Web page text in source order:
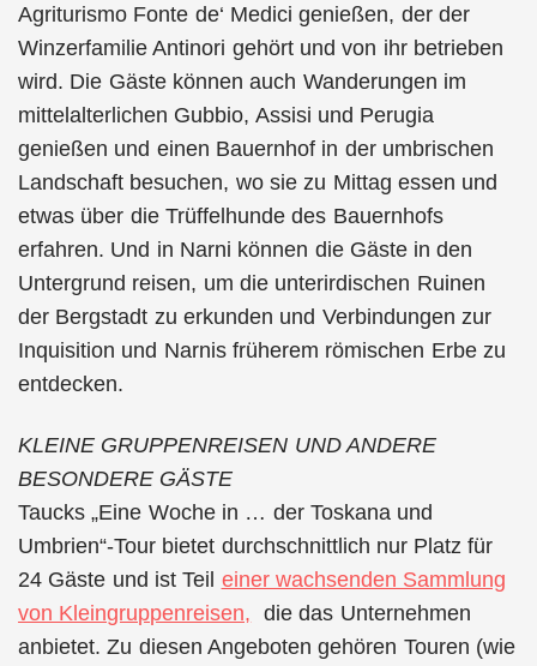
Agriturismo Fonte de‘ Medici genießen, der der
Winzerfamilie Antinori gehört und von ihr betrieben
wird. Die Gäste können auch Wanderungen im
mittelalterlichen Gubbio, Assisi und Perugia
genießen und einen Bauernhof in der umbrischen
Landschaft besuchen, wo sie zu Mittag essen und
etwas über die Trüffelhunde des Bauernhofs
erfahren. Und in Narni können die Gäste in den
Untergrund reisen, um die unterirdischen Ruinen
der Bergstadt zu erkunden und Verbindungen zur
Inquisition und Narnis früherem römischen Erbe zu
entdecken.
KLEINE GRUPPENREISEN UND ANDERE
BESONDERE GÄSTE
Taucks „Eine Woche in … der Toskana und
Umbrien“-Tour bietet durchschnittlich nur Platz für
24 Gäste und ist Teil einer wachsenden Sammlung
von Kleingruppenreisen, die das Unternehmen
anbietet. Zu diesen Angeboten gehören Touren (wie